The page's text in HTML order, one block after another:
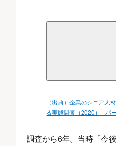
（出典）企業のシニア人
る実態調査（2020） - パ
調査から6年。当時「今